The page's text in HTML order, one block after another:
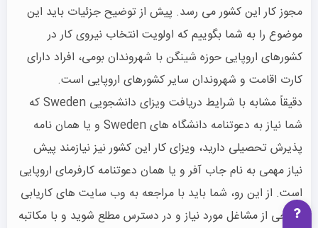
مجوز کار این کشور می رسد. پیش از توضیح جزئیات باید این
موضوع را به شما بگوییم که اولویت انتخاب نیروی کار در
کشورهای اروپایی حوزه شینگن با شهروندان بومی، افراد دارای
کارت اقامت و شهروندان سایر کشورهای اروپایی است.
دقیقاً مشابه با شرایط دریافت ویزای دانشجویی Sweden که
شما نیاز به دعوتنامه دانشگاه های Sweden و یا همان نامه
پذیرش تحصیلی دارید، ویزای کار این کشور نیز نیازمند پیش
نیاز مهمی به نام جاب آفر و یا همان دعوتنامه کارفرمای اروپایی
است. از این رو، شما باید با مراجعه به وب سایت های کاریابی
خارجی از مشاغل مورد نیاز و در دسترس مطلع شوید و با مکاتبه